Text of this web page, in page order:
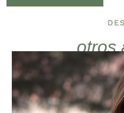
otros